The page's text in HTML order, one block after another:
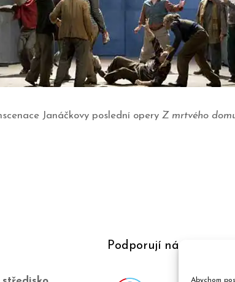
Abychom
Janáčkovy poslední opery Z mrtvého
Podporují nás